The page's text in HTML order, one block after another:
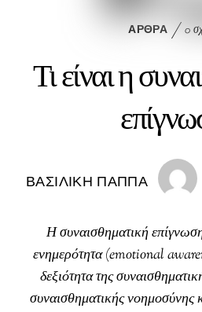
ΆΡΘΡΑ 0
Τι είναι η
ΒΑΣΙΛΙΚΉ ΠΑΠΠΆ
Η συναισθηματική
ενημερότητα (emotional
δεξιότητα της
συναισθηματικής νοημοσύνης